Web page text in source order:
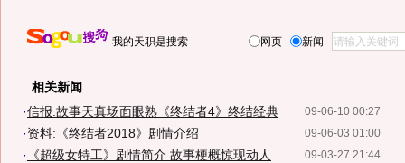
我的天职是搜索 网页 新闻
相关新闻
09-06-10 00:27
·信报:故事天真场面眼熟《终结者4》终结经典
09-06-03 01:00
·资料:《终结者2018》剧情介绍
09-03-27 21:44
· 《超级女特工》剧情简介 故事梗概惊现动人